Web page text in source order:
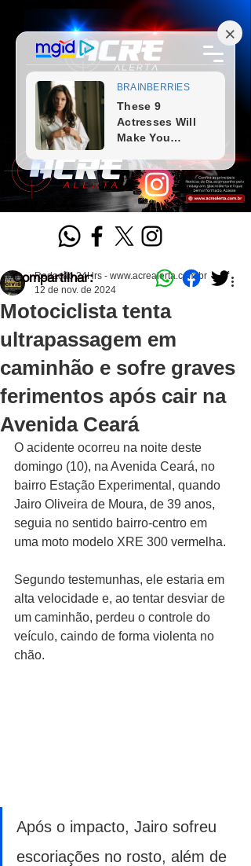
Motociclista tenta
ultrapassagem em
caminhão e sofre graves
ferimentos após cair na
Avenida Ceará
Redação 24Hrs - www.acrealerta.com.br
12 de nov. de 2024
O acidente ocorreu na noite deste
domingo (10), na Avenida Ceará, no
bairro Estação Experimental, quando
Jairo Oliveira de Moura, de 39 anos,
seguia no sentido bairro-centro em
uma moto modelo XRE 300 vermelha.
Segundo testemunhas, ele estaria em
alta velocidade e, ao tentar desviar de
um caminhão, perdeu o controle do
veículo, caindo de forma violenta no
chão.
Após o impacto, Jairo sofreu
escoriações no rosto, além de
Compartilhar: